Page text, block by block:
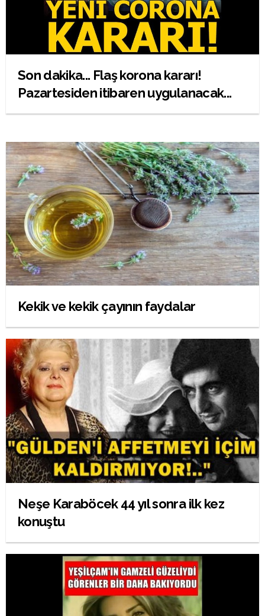
Son dakika... Flaş korona kararı!
Pazartesiden itibaren uygulanacak...
Kekik ve kekik çayının faydalar
Neşe Karaböcek 44 yıl sonra ilk kez
konuştu